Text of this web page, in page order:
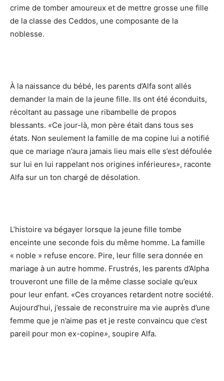
crime de tomber amoureux et de mettre grosse une fille
de la classe des Ceddos, une composante de la
noblesse.
À la naissance du bébé, les parents d’Alfa sont allés
demander la main de la jeune fille. Ils ont été éconduits,
récoltant au passage une ribambelle de propos
blessants. «Ce jour-là, mon père était dans tous ses
états. Non seulement la famille de ma copine lui a notifié
que ce mariage n’aura jamais lieu mais elle s’est défoulée
sur lui en lui rappelant nos origines inférieures», raconte
Alfa sur un ton chargé de désolation.
L’histoire va bégayer lorsque la jeune fille tombe
enceinte une seconde fois du même homme. La famille
« noble » refuse encore. Pire, leur fille sera donnée en
mariage à un autre homme. Frustrés, les parents d’Alpha
trouveront une fille de la même classe sociale qu’eux
pour leur enfant. «Ces croyances retardent notre société.
Aujourd’hui, j’essaie de reconstruire ma vie auprès d’une
femme que je n’aime pas et je reste convaincu que c’est
pareil pour mon ex-copine», soupire Alfa.